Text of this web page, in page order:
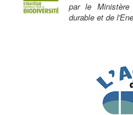
par le Ministère
durable et de